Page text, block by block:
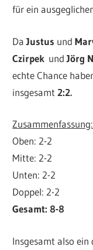
für ein
DaJustus und
Czirpek undJörg
echte Chance
insgesamt2:2.
Zusammenfassung:
Oben: 2-2
Mitte: 2-2
Unten: 2-2
Doppel: 2-2
Gesamt: 8-8
Insgesamt also ein